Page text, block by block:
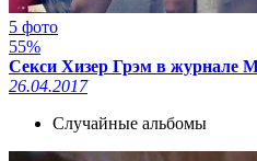
5 фото
55%
Секси Хизер Грэм в журнале
26.04.2017
Случайные альбомы